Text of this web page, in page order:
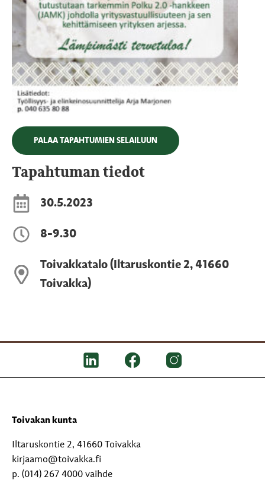
PALAA TAPAHTUMIEN SELAILUUN
Tapahtuman tiedot
30.5.2023
8-9.30
Toivakkatalo (Iltaruskontie 2, 41660
Toivakka)
Toivakan kunta
Iltaruskontie 2, 41660 Toivakka
kirjaamo@toivakka.fi
p. (014) 267 4000 vaihde